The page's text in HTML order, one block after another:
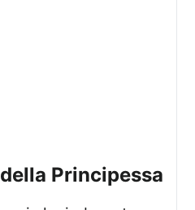
Principessa